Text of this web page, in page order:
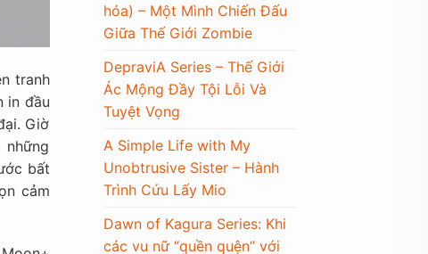
tranh
in đầu
Giờ
bất
cảm
hóa) – Một Mình Chiến Đấu
Giữa Thế Giới Zombie
DepraviA Series – Thế Giới
Ác Mộng Đầy Tội Lỗi Và
Tuyệt Vọng
A Simple Life with My
Unobtrusive Sister – Hành
Trình Cứu Lấy Mio
Dawn of Kagura Series: Khi
các vu nữ “quền quện” với